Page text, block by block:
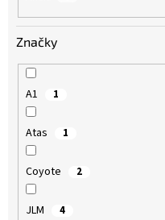
Značky
A1 1
Atas 1
Coyote 2
JLM 4